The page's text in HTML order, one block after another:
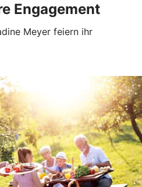
Engagement
Meyer feiern ihr